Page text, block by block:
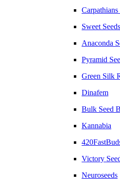
Carpathians
Sweet Seeds
Anaconda
Pyramid
Green Silk
Dinafem
Bulk Seed
Kannabia
Victory
Neuroseeds